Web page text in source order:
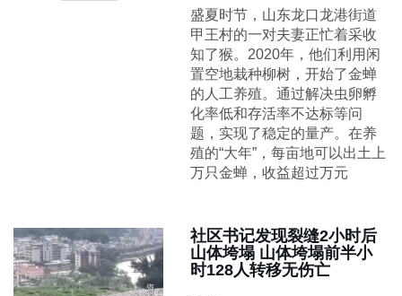
盛夏时节，山东龙口龙港街道
甲王村的一对夫妻正忙着采收
知了猴。2020年，他们利用闲
置空地栽种柳树，开始了金蝉
的人工养殖。通过解决虫卵孵
化率低和存活率不达标等问
题，实现了稳定的量产。在养
殖的“大年”，每亩地可以出土上
万只金蝉，收益超过万元
社区书记发现裂缝2小时后
山体垮塌 山体垮塌前半小
时128人转移无伤亡